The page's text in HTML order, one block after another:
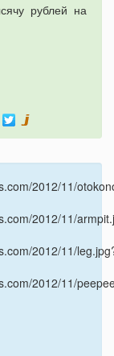
рублей на
2012/11/
2012/11/
2012/11/
2012/11/